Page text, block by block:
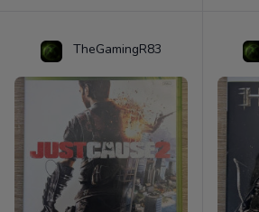
TheGamingR83